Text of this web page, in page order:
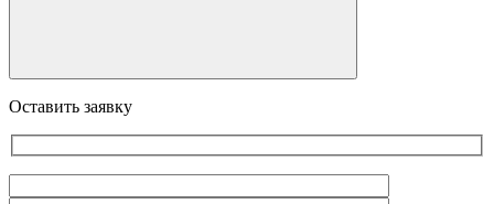
Оставить заявку